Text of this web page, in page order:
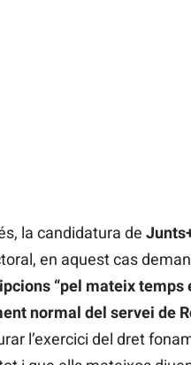
la candidatura de
en aquest cas
“pel mateix temps
normal del servei de
l’exercici del dret